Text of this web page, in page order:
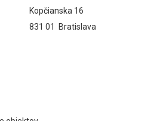
Kopčianska 16
831 01
Bratislava